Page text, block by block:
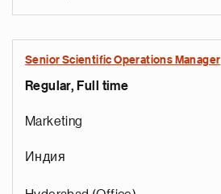
Senior Scientific Operations Manager
Regular, Full time
Marketing
Индия